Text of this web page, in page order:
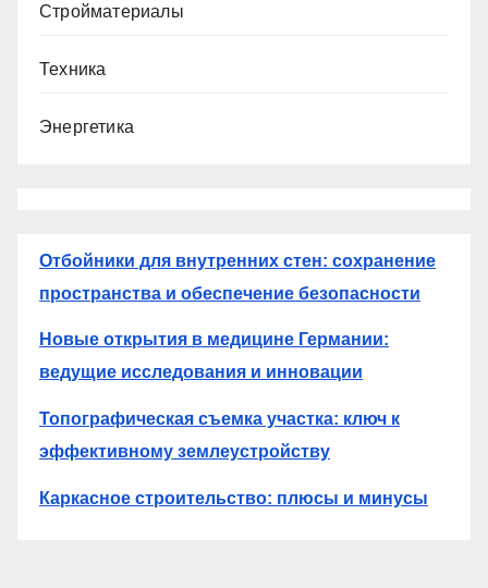
Стройматериалы
Техника
Энергетика
Отбойники для внутренних стен: сохранение
пространства и обеспечение безопасности
Новые открытия в медицине Германии:
ведущие исследования и инновации
Топографическая съемка участка: ключ к
эффективному землеустройству
Каркасное строительство: плюсы и минусы